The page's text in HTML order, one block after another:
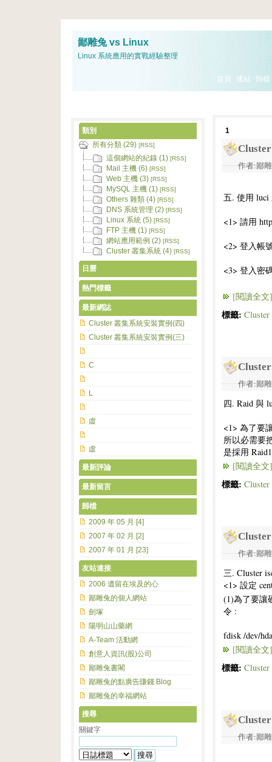
鄙雕兔 vs Linux
Linux 系統應用的實戰經驗整理
首頁 連結 歸檔
1
作者:鄙
五. 使用 luci
<1> 請用
<2> 登入帳
<3> 登入密
[閱讀全文]
標籤:
作者:鄙
四. Raid 與
<1> 為了要
所以必需要
是採用
[閱讀全文]
標籤:
作者:鄙
三. Cluster
<1> 設定
(1)為了要讓
令 :
fdisk /dev/hda
[閱讀全文]
標籤:
作者:鄙
類別
所有分類 (29) [RSS]
這個網站的紀錄 (1) [RSS]
Mail 主機 (6) [RSS]
Web 主機 (3) [RSS]
MySQL 主機 (1) [RSS]
Others 雜類 (4) [RSS]
DNS 系統管理 (2) [RSS]
Linux 系統 (5) [RSS]
FTP 主機 (1) [RSS]
網站應用範例 (2) [RSS]
Cluster 叢集系統 (4) [RSS]
日曆
熱門標籤
最新網誌
Cluster 叢集系統安裝實例(四)
Cluster 叢集系統安裝實例(三)
C
L
虛
虛
最新評論
最新留言
歸檔
2009 年 05 月 [4]
2007 年 02 月 [2]
2007 年 01 月 [23]
友站連接
2006 遺留在埃及的心
鄙雕兔的個人網站
劍塚
陽明山山藥網
A-Team 活動網
創意人資訊(股)公司
鄙雕兔書閣
鄙雕兔的點廣告賺錢 Blog
鄙雕兔的幸福網站
搜尋
關鍵字